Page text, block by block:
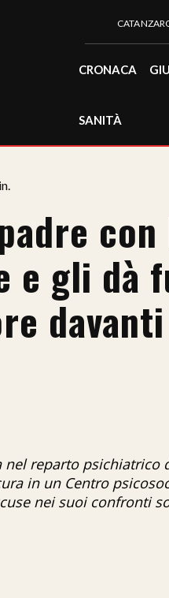
CRONACA
SANITÀ
e gli dà
reparto psichiatrico
in un Centro
nei suoi confronti